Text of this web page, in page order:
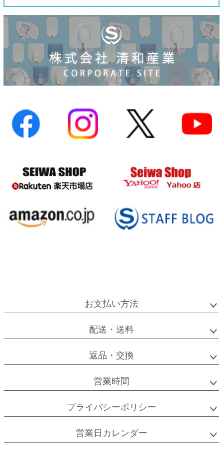
お支払い方法
配送・送料
返品・交換
営業時間
プライバシーポリシー
営業日カレンダー